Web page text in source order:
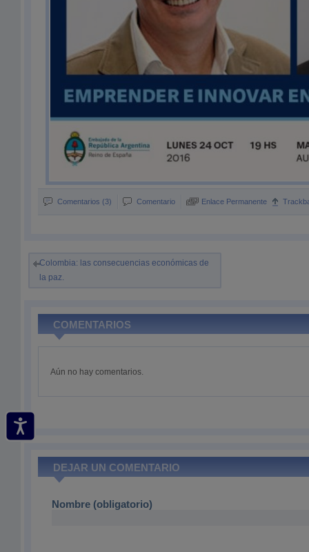
Comentarios (3) Comentario Enlace Permanente
Colombia: las consecuencias económicas de
la paz.
COMENTARIOS
Aún no hay comentarios.
DEJAR UN COMENTARIO
Nombre (obligatorio)